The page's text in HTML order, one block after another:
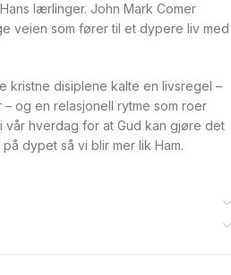
lærlinger. John Mark Comer
veien som fører til et dypere liv med
kristne disiplene kalte en livsregel –
og en relasjonell rytme som roer
hverdag for at Gud kan gjøre det
dypet så vi blir mer lik Ham.